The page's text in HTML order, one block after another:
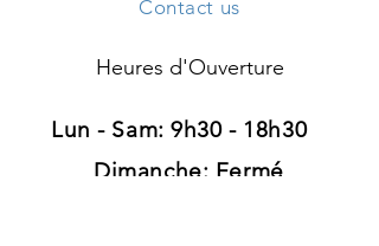
Contact us
Heures d'Ouverture
Lun - Sam: 9h30 - 18h30 ​​
Dimanche: Fermé